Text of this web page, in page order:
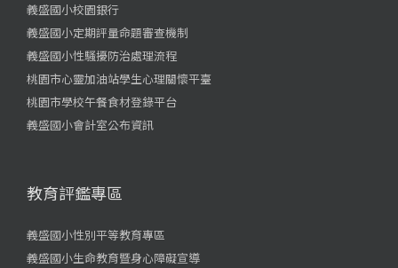
義盛國小校園銀行
義盛國小定期評量命題審查機制
義盛國小性騷擾防治處理流程
桃園市心靈加油站學生心理關懷平臺
桃園市學校午餐食材登錄平台
義盛國小會計室公布資訊
教育評鑑專區
義盛國小性別平等教育專區
義盛國小生命教育暨身心障礙宣導